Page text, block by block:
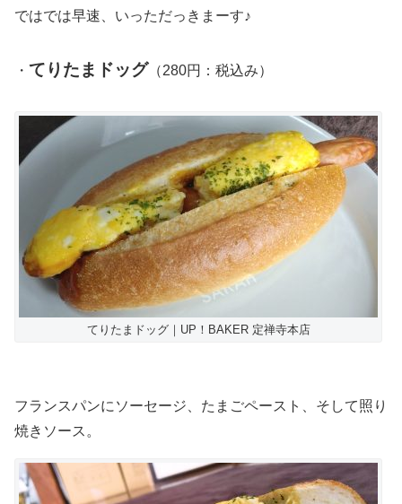
ではでは早速、いっただっきまーす♪
・ てりたまドッグ （280円：税込み）
てりたまドッグ｜UP！BAKER 定禅寺本店
フランスパンにソーセージ、たまごペースト、そして照り
焼きソース。